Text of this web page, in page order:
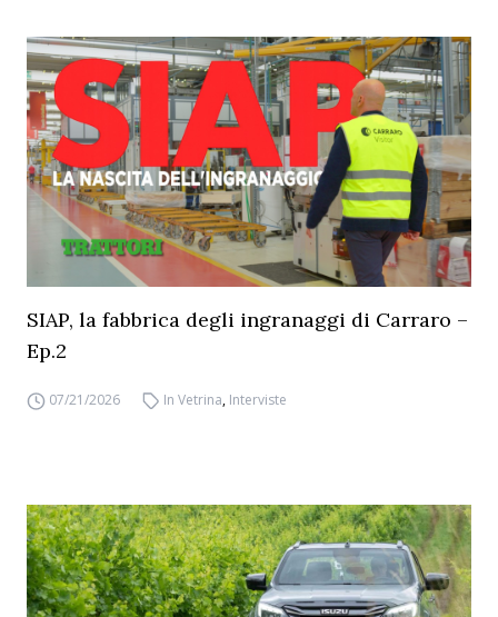
SIAP, la fabbrica degli ingranaggi di Carraro –
Ep.2
07/21/2026 In Vetrina, Interviste